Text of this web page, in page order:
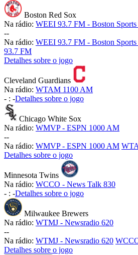
Boston Red Sox
Na rádio: WEEI 93.7 FM - Boston
--
Na rádio: WEEI 93.7 FM - Boston
93.7 FM
Detalhes sobre o jogo
Cleveland Guardians
Na rádio: WTAM 1100 AM
- : -Detalhes sobre o jogo
Chicago White Sox
Na rádio: WMVP - ESPN 1000 AM
--
Na rádio: WMVP - ESPN 1000 AM
Detalhes sobre o jogo
Minnesota Twins
Na rádio: WCCO - News Talk 830
- : -Detalhes sobre o jogo
Milwaukee Brewers
Na rádio: WTMJ - Newsradio 620
--
Na rádio: WTMJ - Newsradio 620
Detalhes sobre o jogo